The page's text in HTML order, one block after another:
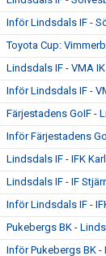
Inför Lindsdals IF -
Toyota Cup:
Lindsdals IF - VMA
Inför Lindsdals IF -
Färjestadens GoIF -
Inför Färjestadens
Lindsdals IF - IFK
Lindsdals IF - IF
Inför Lindsdals IF -
Pukebergs BK -
Inför Pukebergs BK -